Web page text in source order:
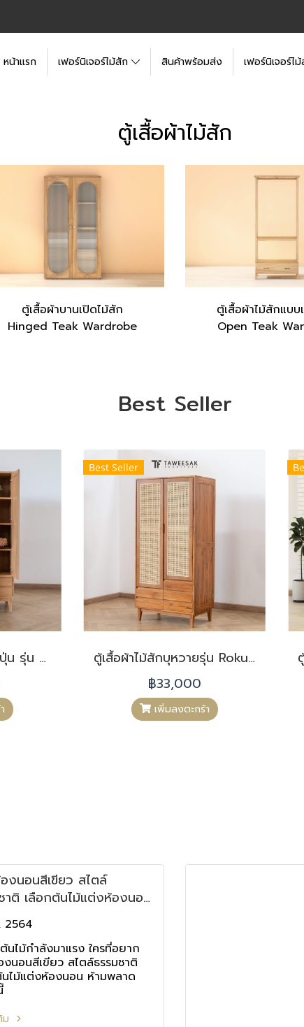
หน้าแรก เฟอร์นิเจอร์ไม้สัก สินค้าพร้อมส่ง เฟอร์นิเจอร์ไ
ตู้เสื้อผ้าไม้สัก
ตู้เสื้อผ้าบานเปิดไม้สัก
Hinged Teak Wardrobe
ตู้เสื้อผ้าไม้สักแบบ
Open Teak
Best Seller
ตู้เสื้อผ้าไม้สักสไตล์ญี่ปุ่น รุ่น Kyoto WD089
Best Seller
ตู้เสื้อผ้าไม้สักบุหวายรุ่น Roku WD085
฿33,000
เพิ่มลงตะกร้า
งนอนสีเขียว สไตล์
าติ เลือกต้นไม้แต่งห้องนอน
2564
นไม้กำลังมาแรง ใครที่อยาก
นอนสีเขียว สไตล์ธรรมชาติ
นไม้แต่งห้องนอน ห้ามพลาด
ม